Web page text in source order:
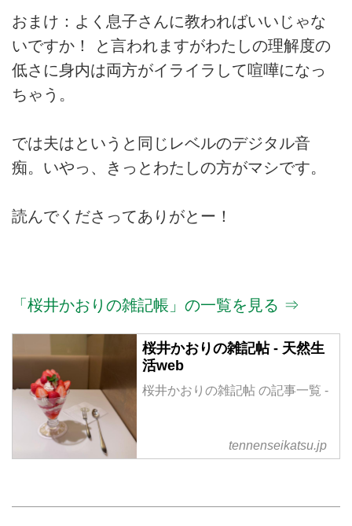
おまけ：よく息子さんに教わればいいじゃな
いですか！ と言われますがわたしの理解度の
低さに身内は両方がイライラして喧嘩になっ
ちゃう。
では夫はというと同じレベルのデジタル音
痴。いやっ、きっとわたしの方がマシです。
読んでくださってありがとー！
「桜井かおりの雑記帳」の一覧を見る ⇒
桜井かおりの雑記帖 - 天然生
活web
桜井かおりの雑記帖 の記事一覧 -
tennenseikatsu.jp